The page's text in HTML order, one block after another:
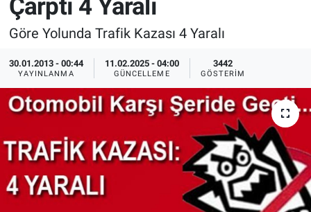
Çarptı 4 Yaralı
Göre Yolunda Trafik Kazası 4 Yaralı
30.01.2013 - 00:44
YAYINLANMA
11.02.2025 - 04:00
GÜNCELLEME
3442
GÖSTERIM
Sağlık
Yerel
Genel
İlan - Duyuru- Mesaj
Türkiye Gündemi
Sizden Gelenler
Sağlık
Eğitim
İlan - Duyuru- Mesaj
Türkiye Gündemi
Sizden Gelenler